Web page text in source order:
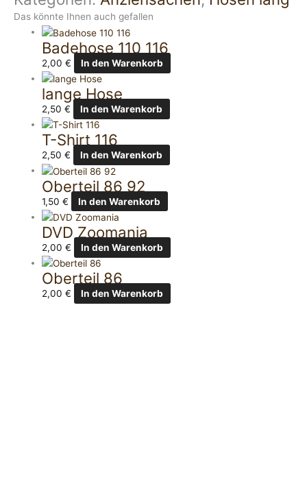
Das könnte Ihnen auch gefallen
Badehose 110 116
2,00€ In den Warenkorb
lange Hose
2,50€ In den Warenkorb
T-Shirt 116
2,50€ In den Warenkorb
Oberteil 86 92
1,50€ In den Warenkorb
DVD Zoomania
2,00€ In den Warenkorb
Oberteil 86
2,00€ In den Warenkorb